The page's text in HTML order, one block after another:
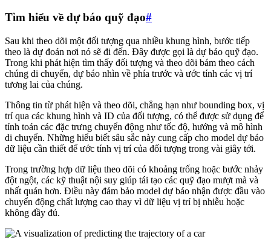
Tìm hiểu về dự báo quỹ đạo#
Sau khi theo dõi một đối tượng qua nhiều khung hình, bước tiếp
theo là dự đoán nơi nó sẽ đi đến. Đây được gọi là dự báo quỹ đạo.
Trong khi phát hiện tìm thấy đối tượng và theo dõi bám theo cách
chúng di chuyển, dự báo nhìn về phía trước và ước tính các vị trí
tương lai của chúng.
Thông tin từ phát hiện và theo dõi, chẳng hạn như bounding box, vị
trí qua các khung hình và ID của đối tượng, có thể được sử dụng để
tính toán các đặc trưng chuyển động như tốc độ, hướng và mô hình
di chuyển. Những hiểu biết sâu sắc này cung cấp cho model dự báo
dữ liệu cần thiết để ước tính vị trí của đối tượng trong vài giây tới.
Trong trường hợp dữ liệu theo dõi có khoảng trống hoặc bước nhảy
đột ngột, các kỹ thuật nội suy giúp tái tạo các quỹ đạo mượt mà và
nhất quán hơn. Điều này đảm bảo model dự báo nhận được đầu vào
chuyển động chất lượng cao thay vì dữ liệu vị trí bị nhiễu hoặc
không đầy đủ.